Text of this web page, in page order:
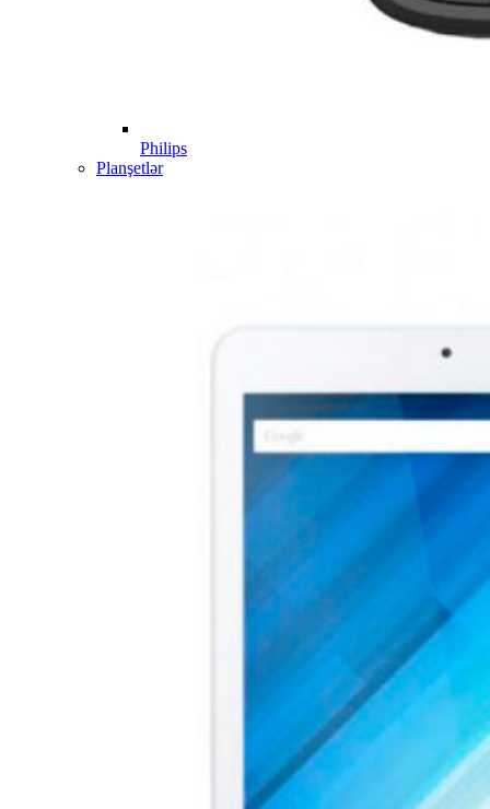
Philips
Planşetlər